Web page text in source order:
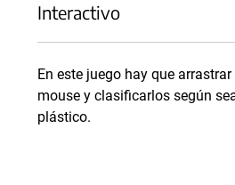
Interactivo
En este juego hay que
mouse y clasificarlos según
plástico.